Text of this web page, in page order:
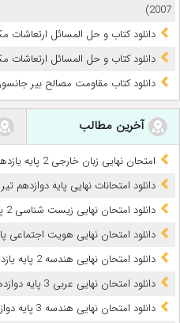
2007)
دانلود کتاب و حل المسائل ارتعاشات
دانلود کتاب و حل المسائل ارتعاشات
دانلود کتاب مقاومت مصالح بیر
آخرین مطالب
امتحان نهایی زبان خارجی 2 پایه یازدهم تیر و مرداد 1405 + فایل صوتی
دانلود امتحانات نهایی پایه دوازدهم تیر و
دانلود امتحان نهایی زیست شناسی 2 پایه یازدهم تیر 1405 + پاسخ
دانلود امتحان نهایی هویت اجتماعی پایه
دانلود امتحان نهایی هندسه 2 پایه یازدهم تیر 1405 + پاسخ
دانلود امتحان نهایی عربی 3 پایه دوازدهم تیر 1405 + پاسخ
دانلود امتحان نهایی هندسه 3 پایه دوازدهم تیر 1405